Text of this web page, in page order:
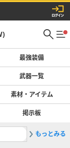
最強装備
武器一覧
素材・アイテム
掲示板
2全防具
もっとみる